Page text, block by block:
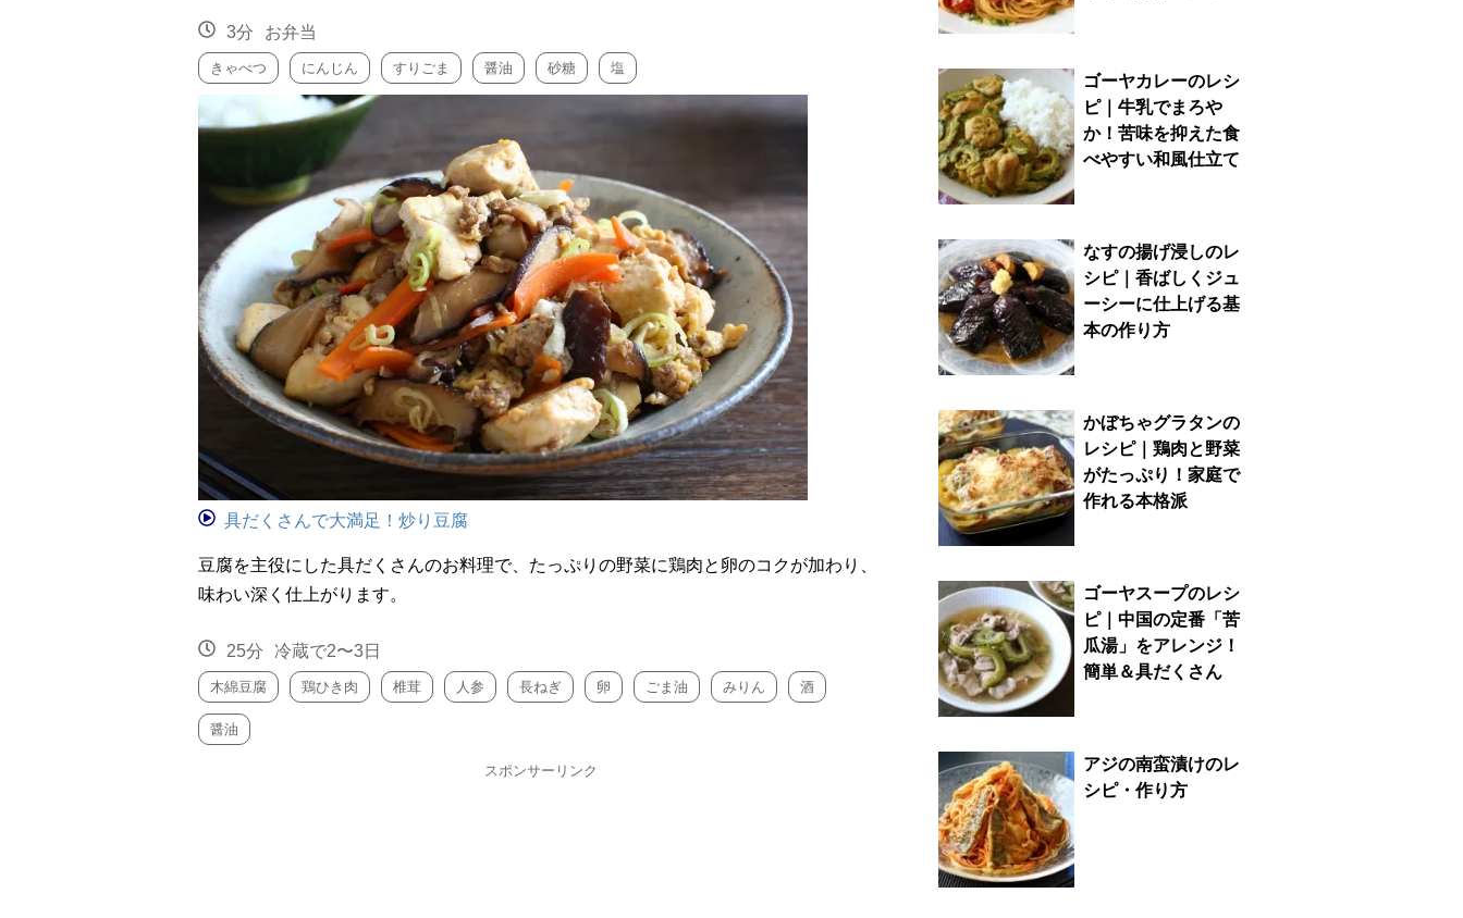
3分 お弁当
きゃべつ にんじん すりごま 醤油 砂糖 塩
具だくさんで大満足！炒り豆腐
豆腐を主役にした具だくさんのお料理で、たっぷりの野菜に鶏肉と卵のコクが加わり、
味わい深く仕上がります。
25分 冷蔵で2〜3日
木綿豆腐 鶏ひき肉 椎茸 人参 長ねぎ 卵 ごま油 みりん 酒
醤油
スポンサーリンク
ゴーヤカレーのレシ
ピ｜牛乳でまろや
か！苦味を抑えた食
べやすい和風仕立て
なすの揚げ浸しのレ
シピ｜香ばしくジュ
ーシーに仕上げる基
本の作り方
かぼちゃグラタンの
レシピ｜鶏肉と野菜
がたっぷり！家庭で
作れる本格派
ゴーヤスープのレシ
ピ｜中国の定番「苦
瓜湯」をアレンジ！
簡単＆具だくさん
アジの南蛮漬けのレ
シピ・作り方